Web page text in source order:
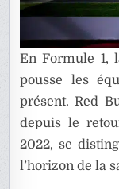
En Formule 1,
pousse les
présent. Red
depuis le
2022, se
l’horizon de la